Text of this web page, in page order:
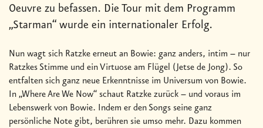
Oeuvre zu befassen. Die Tour mit dem Programm
„Starman“ wurde ein internationaler Erfolg.
Nun wagt sich Ratzke erneut an Bowie: ganz anders, intim – nur
Ratzkes Stimme und ein Virtuose am Flügel (Jetse de Jong). So
entfalten sich ganz neue Erkenntnisse im Universum von Bowie.
In „Where Are We Now“ schaut Ratzke zurück – und voraus im
Lebenswerk von Bowie. Indem er den Songs seine ganz
persönliche Note gibt, berühren sie umso mehr. Dazu kommen